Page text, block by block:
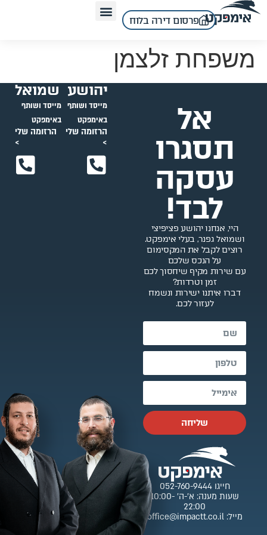
לתוכן
פרסום דירה בלוח
משפחת זלצמן
אל
תסגרו
עסקה
לבד!
היי, אנחנו יהושע פציפיצי
ושמואל גפנר, בעלי אימפקט.
רוצים לקבל את המקסימום
על הנכס שלכם
עם שירות מקיף שיחסוך לכם
זמן וטרדות?
דברו איתנו ישירות ונשמח
לעזור לכם.
שליחה
חייגו 052-760-9444
שעות מענה: א’-ה’ 10:00-
22:00
מייל: office@impactt.co.il
יהושע
מייסד ושותף
באימפקט
הרזומה שלי
>
שמואל
מייסד ושותף
באימפקט
הרזומה שלי
>